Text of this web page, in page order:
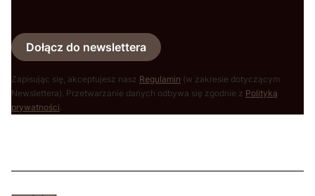
Dołącz do newslettera
Zapisując się, akceptujesz nasz Regulamin (w zakresie dotyczącym
Newslettera). Przetwarzanie danych odbywa się zgodnie z Polityką
prywatności